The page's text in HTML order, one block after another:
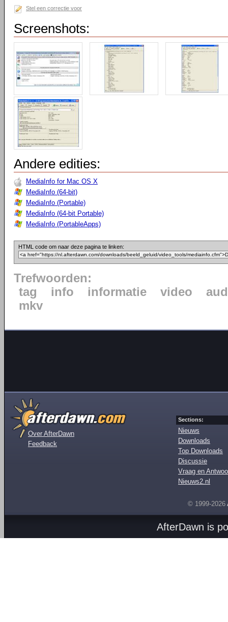
Stel een correctie voor
Screenshots:
Andere edities:
MediaInfo for Mac OS X
MediaInfo (64-bit)
MediaInfo (Portable)
MediaInfo (64-bit Portable)
MediaInfo (PortableApps)
HTML code om naar deze pagina te linken:
Trefwoorden:
tag
info informatie video
mkv
Over AfterDawn
Feedback
Sections:
Nieuws
Downloads
Top Downloads
Discussie
Vraag en
Nieuws2.nl
© 1999-2026
AfterDawn is